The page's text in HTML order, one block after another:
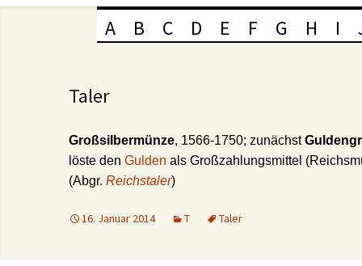
A B C D E F G H I
Taler
Großsilbermünze, 1566-1750; zunächst
löste den Gulden als Großzahlungsmittel
(Abgr. Reichstaler)
16. Januar 2014 T Taler